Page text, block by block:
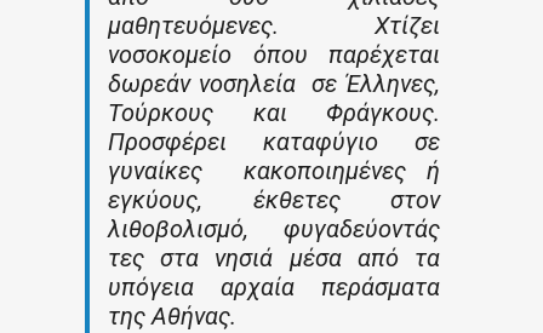
μαθητευόμενες. Χτίζει
νοσοκομείο όπου παρέχεται
δωρεάν νοσηλεία σε Έλληνες,
Τούρκους και Φράγκους.
Προσφέρει καταφύγιο σε
γυναίκες κακοποιημένες ή
εγκύους, έκθετες στον
λιθοβολισμό, φυγαδεύοντάς
τες στα νησιά μέσα από τα
υπόγεια αρχαία περάσματα
της Αθήνας.